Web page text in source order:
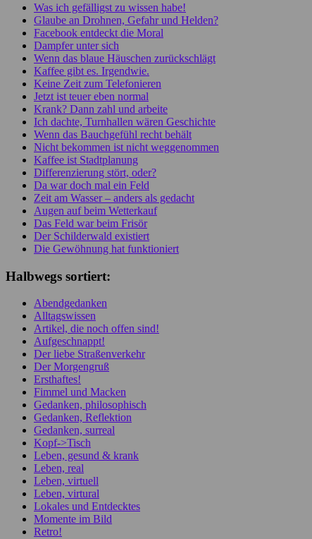
Was ich gefälligst zu wissen habe!
Glaube an Drohnen, Gefahr und Helden?
Facebook entdeckt die Moral
Dampfer unter sich
Wenn das blaue Häuschen zurückschlägt
Kaffee gibt es. Irgendwie.
Keine Zeit zum Telefonieren
Jetzt ist teuer eben normal
Krank? Dann zahl und arbeite
Ich dachte, Turnhallen wären Geschichte
Wenn das Bauchgefühl recht behält
Nicht bekommen ist nicht weggenommen
Kaffee ist Stadtplanung
Differenzierung stört, oder?
Da war doch mal ein Feld
Zeit am Wasser – anders als gedacht
Augen auf beim Wetterkauf
Das Feld war beim Frisör
Der Schilderwald existiert
Die Gewöhnung hat funktioniert
Halbwegs sortiert:
Abendgedanken
Alltagswissen
Artikel, die noch offen sind!
Aufgeschnappt!
Der liebe Straßenverkehr
Der Morgengruß
Ersthaftes!
Fimmel und Macken
Gedanken, philosophisch
Gedanken, Reflektion
Gedanken, surreal
Kopf->Tisch
Leben, gesund & krank
Leben, real
Leben, virtuell
Leben, virtural
Lokales und Entdecktes
Momente im Bild
Retro!